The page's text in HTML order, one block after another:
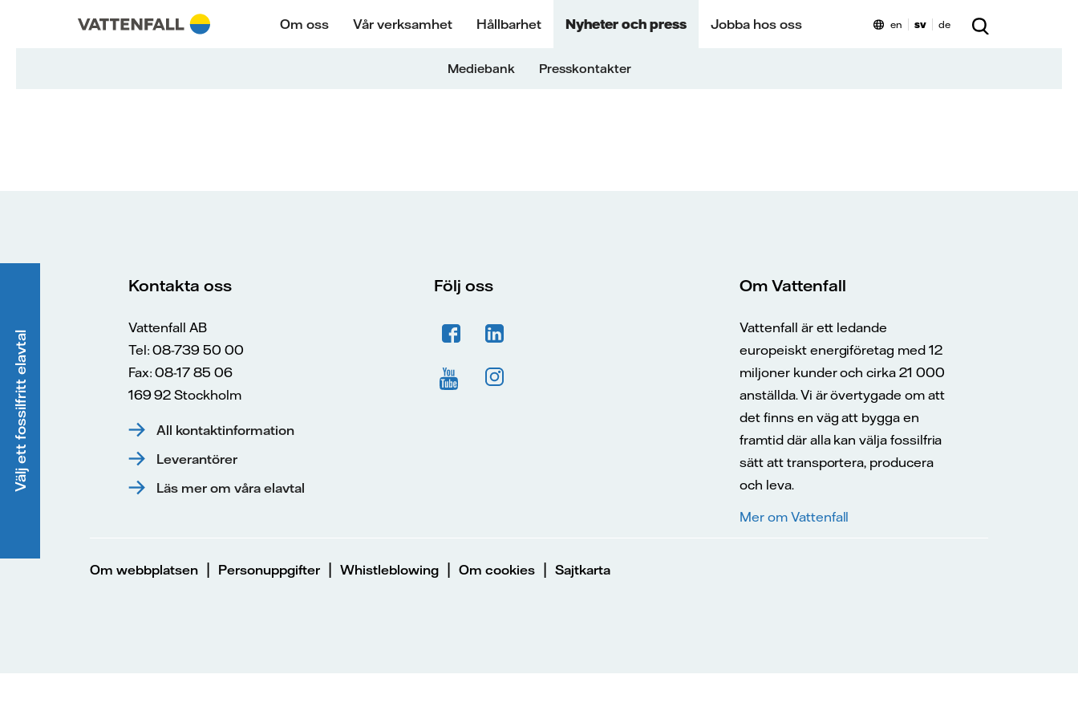
Skip to content
Gå till huvudnavigeringen
Gå till sidfoten Om oss Vår verksamhet Hållbarhet Nyheter och press Jobba hos oss
Mediebank Presskontakter
en sv de
Välj ett fossilfritt elavtal
Gå till huvudnavigeringen
Kontakta oss
Vattenfall AB
Tel: 08-739 50 00
Fax: 08-17 85 06
169 92 Stockholm
All kontaktinformation
Leverantörer
Läs mer om våra elavtal
Följ oss Om Vattenfall
Vattenfall är ett ledande
europeiskt energiföretag med 12
miljoner kunder och cirka 21 000
anställda. Vi är övertygade om att
det finns en väg att bygga en
framtid där alla kan välja fossilfria
sätt att transportera, producera
och leva.
Mer om Vattenfall
Om webbplatsen | Personuppgifter | Whistleblowing | Om cookies | Sajtkarta